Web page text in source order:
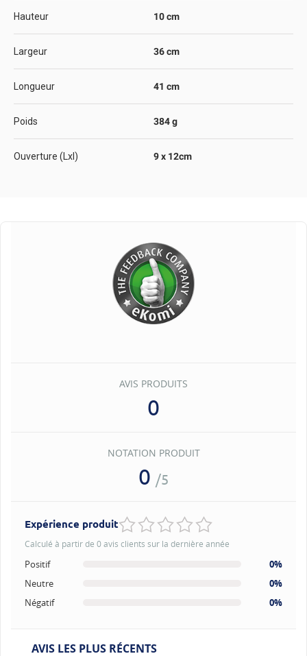
Hauteur 10 cm
Largeur 36 cm
Longueur 41 cm
Poids 384 g
Ouverture (Lxl) 9 x 12cm
AVIS PRODUITS
0
NOTATION PRODUIT
0 /5
Expérience produit
Calculé à partir de 0 avis clients sur la dernière année
Positif
0%
Neutre
0%
Négatif
0%
AVIS LES PLUS RÉCENTS